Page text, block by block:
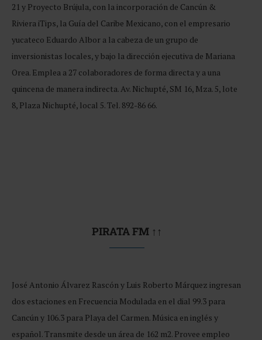
21 y Proyecto Brújula, con la incorporación de Cancún &
Riviera iTips, la Guía del Caribe Mexicano, con el empresario
yucateco Eduardo Albor a la cabeza de un grupo de
inversionistas locales, y bajo la dirección ejecutiva de Mariana
Orea. Emplea a 27 colaboradores de forma directa y a una
quincena de manera indirecta. Av. Nichupté, SM 16, Mza. 5, lote
8, Plaza Nichupté, local 5. Tel. 892-86 66.
PIRATA FM ↑↑
José Antonio Álvarez Rascón y Luis Roberto Márquez ingresan
dos estaciones en Frecuencia Modulada en el dial 99.3 para
Cancún y 106.3 para Playa del Carmen. Música en inglés y
español. Transmite desde un área de 162 m2. Provee empleo